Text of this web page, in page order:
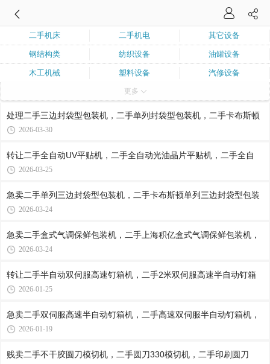
二手机床 二手机电 其它设备
钢结构类 纺织设备 油罐设备
木工机械 塑料设备 汽修设备
橡胶设备
二手汽车 二手锅炉 印刷设备
二手行吊
更多
处理二手三边封袋型包装机，二手单列封袋型包装机，二手卡布斯顿
2026-03-30
转让二手全自动UV平贴机，二手全自动光油晶片平贴机，二手全自
2026-03-25
急卖二手单列三边封袋型包装机，二手卡布斯顿单列三边封袋型包装
2026-03-24
急卖二手盒式气调保鲜包装机，二手上海积亿盒式气调保鲜包装机，
2026-03-24
转让二手半自动双伺服高速钉箱机，二手2米双伺服高速半自动钉箱
2026-01-25
急卖二手双伺服高速半自动钉箱机，二手高速双伺服半自动钉箱机，
2026-01-19
贱卖二手不干胶圆刀模切机，二手圆刀330模切机，二手印刷圆刀